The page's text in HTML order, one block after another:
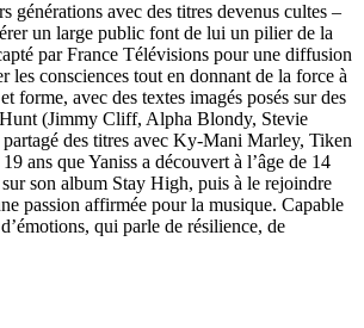
avec des titres devenus cultes –
un large public font de lui un pilier de la
par France Télévisions pour une diffusion
consciences tout en donnant de la force à
avec des textes imagés posés sur des
Hunt (Jimmy Cliff, Alpha Blondy, Stevie
des titres avec Ky-Mani Marley, Tiken
ans que Yaniss a découvert à l’âge de 14
son album Stay High, puis à le rejoindre
passion affirmée pour la musique. Capable
qui parle de résilience, de